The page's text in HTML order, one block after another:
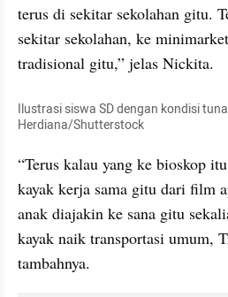
terus di sekitar sekolahan gitu.
sekitar sekolahan, ke
tradisional gitu,” jelas Nickita.
Ilustrasi siswa SD dengan kondisi
Herdiana/Shutterstock
“Terus kalau yang ke bioskop
kayak kerja sama gitu dari film
anak diajakin ke sana gitu
kayak naik transportasi umum,
tambahnya.